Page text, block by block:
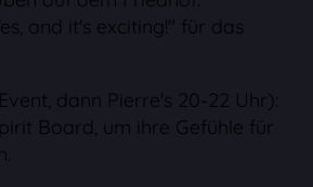
and it's exciting!" für das
dann Pierre's 20-22 Uhr):
Board, um ihre Gefühle für